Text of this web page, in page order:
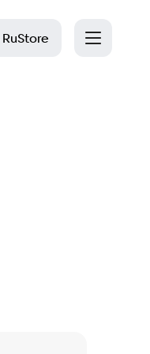
RuStore